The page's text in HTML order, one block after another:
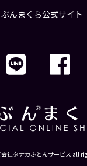
ぶんまくら公式サイト
社タナカふとんサービス all